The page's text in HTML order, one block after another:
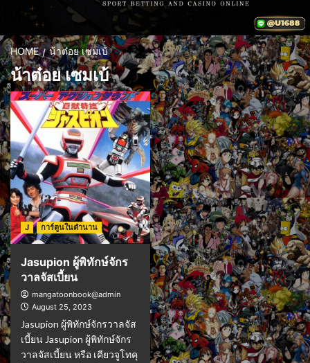
HOME น้าต๋อย เซมเบ้
น้าต๋อย เซมเบ้
J การ์ตูนในตำนาน
Jasupion ผู้พิทักษ์จักร
วาลจัสเบี้ยน
mangatoonbook@admin
August 25, 2023
Jasupion ผู้พิทักษ์จักรวาลจัส
เบี้ยน Jasupion ผู้พิทักษ์จักร
วาลจัสเบี้ยน หรือ เคียวจูโทคุ